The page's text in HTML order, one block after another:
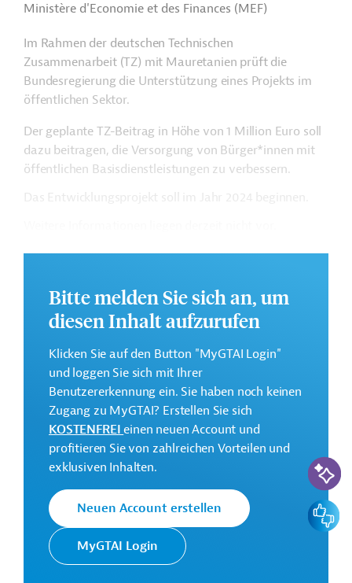
Ministère d'Economie et des Finances (MEF)
Im Rahmen der deutschen Technischen
Zusammenarbeit (TZ) mit Mauretanien prüft die
Bundesregierung die Unterstützung eines Projekts im
öffentlichen Sektor.
Der geplante TZ-Beitrag in Höhe von 1 Million Euro soll
dazu beitragen, die Versorgung von Bürger*innen mit
öffentlichen Basisdienstleistungen zu verbessern.
Das Entwicklungsprojekt soll im Jahr 2024 beginnen.
GTAI informiert über dieGIZ: Schwerpunkte, Regularien
Geberbeitrag:
1 Million Euro (vorgesehen)
Kontaktadressen
Deutsche
Internationale
Zusammenarbeit
(GIZ) GmbH
Die GIZ setzt im Auftrag der
Bundesregierung Projekte der
Technischen Zusammenarbeit (TZ)
vor allem in Entwicklungs- und
Schwellenländern um.
Kontakt: projektfruehinfo@giz.de
Bitte melden Sie sich an, um
diesen Inhalt aufzurufen
Klicken Sie auf den Button "MyGTAI Login"
und loggen Sie sich mit Ihrer
Benutzererkennung ein. Sie haben noch keinen
Zugang zu MyGTAI? Erstellen Sie sich
KOSTENFREIeinen neuen Account und
profitieren Sie von zahlreichen Vorteilen und
exklusiven Inhalten.
Neuen Account erstellen
MyGTAI Login
KI-